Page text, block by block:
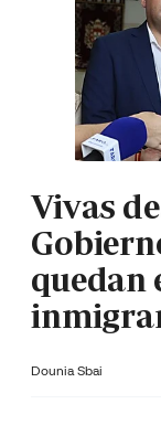
Vivas
quedan
Dounia Sbai